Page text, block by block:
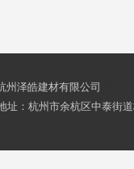
州泽皓建材有限公司
址：杭州市余杭区中泰街